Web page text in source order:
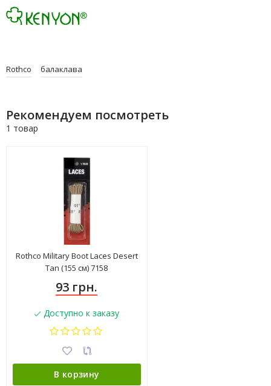
Rothco балаклава
Рекомендуем посмотреть
1 товар
Rothco Military Boot Laces Desert
Tan (155 см) 7158
93 грн.
Доступно к заказу
В корзину